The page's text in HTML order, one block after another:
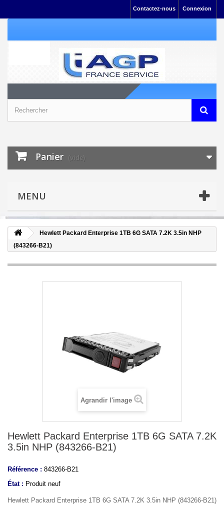
Connexion
Contactez-nous
Panier (vide)
MENU
Hewlett Packard Enterprise 1TB 6G SATA 7.2K 3.5in NHP
(843266-B21)
Agrandir l'image
Hewlett Packard Enterprise 1TB 6G SATA 7.2K
3.5in NHP (843266-B21)
Référence : 843266-B21
État : Produit neuf
Hewlett Packard Enterprise 1TB 6G SATA 7.2K 3.5in NHP (843266-B21)